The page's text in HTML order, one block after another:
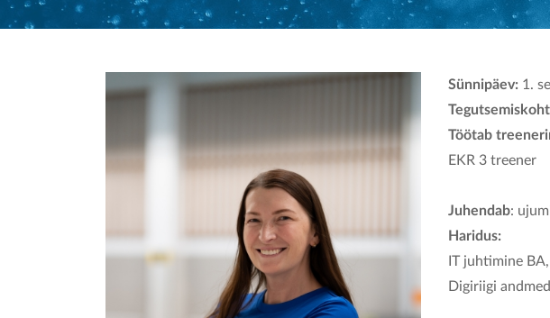
Sünnipäev: 1.
Tegutsemiskoht
Töötab
EKR 3 treener
Juhendab:
Haridus:
IT juhtimine
Digiriigi